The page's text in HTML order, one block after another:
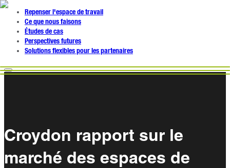
Repenser l'espace de travail
Ce que nous faisons
Études de cas
Perspectives futures
Solutions flexibles pour les partenaires
Croydon rapport sur le
marché des espaces de